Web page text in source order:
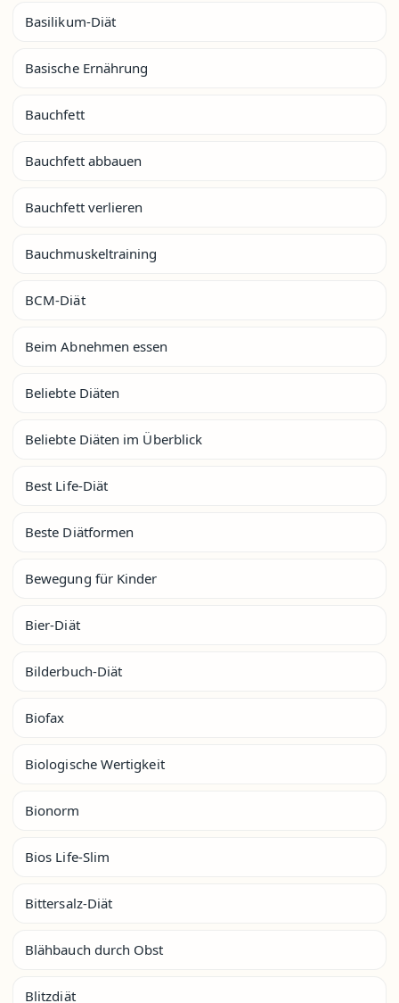
Basilikum-Diät
Basische Ernährung
Bauchfett
Bauchfett abbauen
Bauchfett verlieren
Bauchmuskeltraining
BCM-Diät
Beim Abnehmen essen
Beliebte Diäten
Beliebte Diäten im Überblick
Best Life-Diät
Beste Diätformen
Bewegung für Kinder
Bier-Diät
Bilderbuch-Diät
Biofax
Biologische Wertigkeit
Bionorm
Bios Life-Slim
Bittersalz-Diät
Blähbauch durch Obst
Blitzdiät